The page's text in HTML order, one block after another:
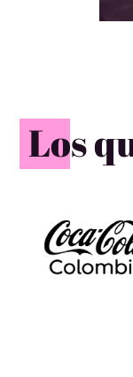
Los